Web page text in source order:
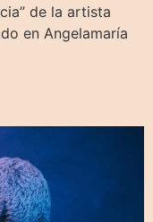
de la artista
en Angelamaría